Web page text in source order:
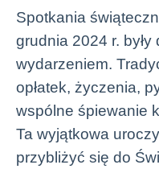
Spotkania
grudnia 2024 r.
wydarzeniem.
opłatek, życzenia,
wspólne śpiewanie
Ta wyjątkowa
przybliżyć się do